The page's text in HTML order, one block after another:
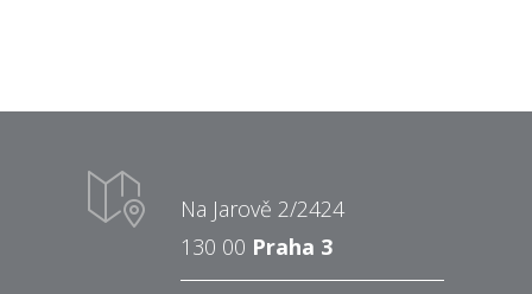
Na Jarově 2/2424
130 00 Praha 3